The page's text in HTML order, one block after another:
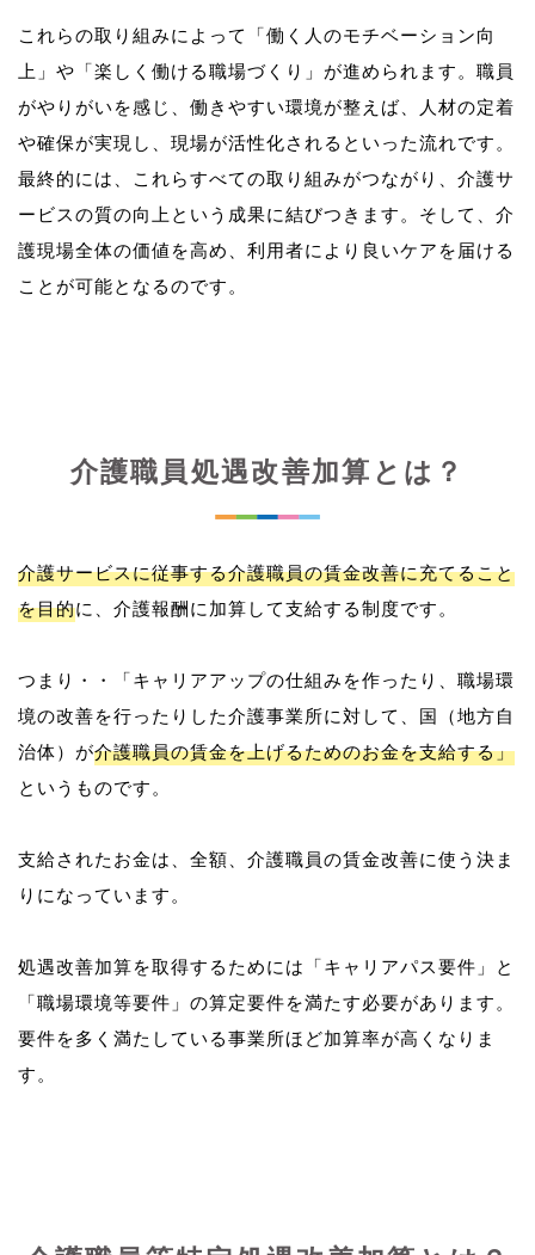
これらの取り組みによって「働く人のモチベーション向
上」や「楽しく働ける職場づくり」が進められます。職員
がやりがいを感じ、働きやすい環境が整えば、人材の定着
や確保が実現し、現場が活性化されるといった流れです。
最終的には、これらすべての取り組みがつながり、介護サ
ービスの質の向上という成果に結びつきます。そして、介
護現場全体の価値を高め、利用者により良いケアを届ける
介護職員処遇改善加算とは？
介護サービスに従事する介護職員の賃金改善に充てること
を目的に、介護報酬に加算して支給する制度です。
つまり・・「キャリアアップの仕組みを作ったり、職場環
境の改善を行ったりした介護事業所に対して、国（地方自
治体）が介護職員の賃金を上げるためのお金を支給する」
というものです。
支給されたお金は、全額、介護職員の賃金改善に使う決ま
りになっています。
処遇改善加算を取得するためには「キャリアパス要件」と
「職場環境等要件」の算定要件を満たす必要があります。
要件を多く満たしている事業所ほど加算率が高くなりま
す。